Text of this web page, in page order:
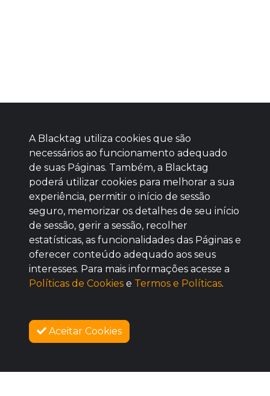
Baixe agora nosso app
SOBRE NÓS
A Blacktag utiliza cookies que são
necessários ao funcionamento adequado
de suas Páginas. Também, a Blacktag
poderá utilizar cookies para melhorar a sua
experiência, permitir o início de sessão
seguro, memorizar os detalhes de seu início
de sessão, gerir a sessão, recolher
estatísticas, as funcionalidades das Páginas e
oferecer conteúdo adequado aos seus
interesses. Para mais informações acesse a
Políticas de Cookies e Termos e Políticas.
Aceitar Cookies